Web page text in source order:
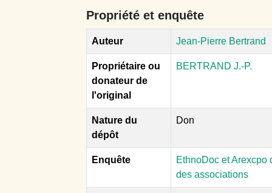
Propriété et enquête
Auteur Jean-Pierre Bertrand
Propriétaire ou
donateur de
l'original
BERTRAND J.-P.
Nature du
dépôt
Don
Enquête
EthnoDoc et Arexcpo
des associations